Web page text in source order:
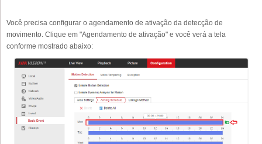
Você precisa configurar o agendamento de ativação da detecção de
movimento. Clique em "Agendamento de ativação" e você verá a tela
conforme mostrado abaixo: